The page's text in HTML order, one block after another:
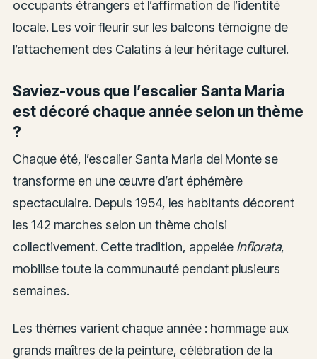
occupants étrangers et l’affirmation de l’identité
locale. Les voir fleurir sur les balcons témoigne de
l’attachement des Calatins à leur héritage culturel.
Saviez-vous que l’escalier Santa Maria
est décoré chaque année selon un thème
?
Chaque été, l’escalier Santa Maria del Monte se
transforme en une œuvre d’art éphémère
spectaculaire. Depuis 1954, les habitants décorent
les 142 marches selon un thème choisi
collectivement. Cette tradition, appelée Infiorata,
mobilise toute la communauté pendant plusieurs
semaines.
Les thèmes varient chaque année : hommage aux
grands maîtres de la peinture, célébration de la